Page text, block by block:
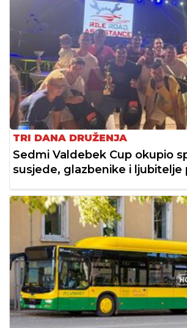
TRI DANA DRUŽENJA
Sedmi Valdebek Cup okupio
susjede, glazbenike i ljubitelje